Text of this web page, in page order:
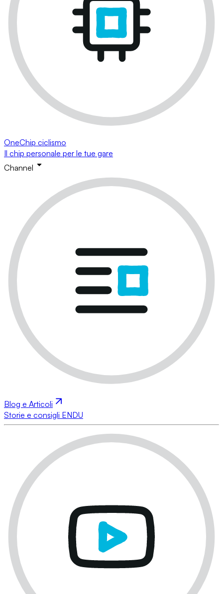
OneChip ciclismo
Il chip personale per le tue gare
Channel
Blog e Articoli
Storie e consigli ENDU